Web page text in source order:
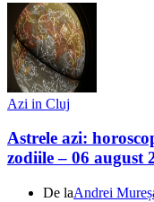
Azi in Cluj
Astrele azi:
zodiile – 06 august
De laAndrei